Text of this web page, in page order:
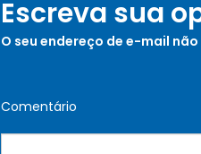
Escreva sua
O seu endereço de e-mail
Comentário